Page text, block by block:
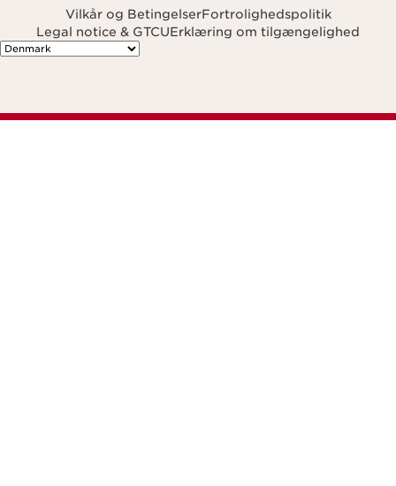
Vilkår og BetingelserFortrolighedspolitik
Legal notice & GTCUErklæring om tilgængelighed
Navigates to